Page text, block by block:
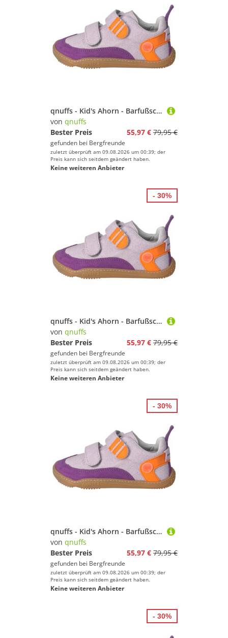
qnuffs - Kid's Ahorn - Barfußschuhe Gr 30 lila
von qnuffs
Bester Preis
55,97 € 79,95 €
gefunden bei Bergfreunde
zuletzt überprüft am 09.08.2026 um 00:39; der
Preis kann sich seitdem geändert haben.
Keine weiteren Anbieter
qnuffs - Kid's Ahorn - Barfußschuhe Gr 26 lila
von qnuffs
Bester Preis
55,97 € 79,95 €
gefunden bei Bergfreunde
zuletzt überprüft am 09.08.2026 um 00:39; der
Preis kann sich seitdem geändert haben.
Keine weiteren Anbieter
- 30%
qnuffs - Kid's Ahorn - Barfußschuhe Gr 23 lila
von qnuffs
Bester Preis
55,97 € 79,95 €
gefunden bei Bergfreunde
zuletzt überprüft am 09.08.2026 um 00:39; der
Preis kann sich seitdem geändert haben.
Keine weiteren Anbieter
- 30%
- 30%